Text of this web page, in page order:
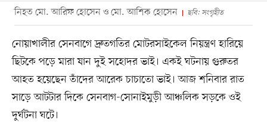
নিহত মো. আরিফ হোসেন ও মো. আশিক হোসেন ছবি: সংগৃহীত
নোয়াখালীর সেনবাগে দ্রুতগতির মোটরসাইকেল নিয়ন্ত্রণ হারিয়ে
ছিটকে পড়ে মারা যান দুই সহোদর ভাই। একই ঘটনায় গুরুতর
আহত হয়েছেন তাঁদের আরেক চাচাতো ভাই। আজ শনিবার রাত
সাড়ে আটটার দিকে সেনবাগ-সোনাইমুড়ী আঞ্চলিক সড়কে ওই
দুর্ঘটনা ঘটে।